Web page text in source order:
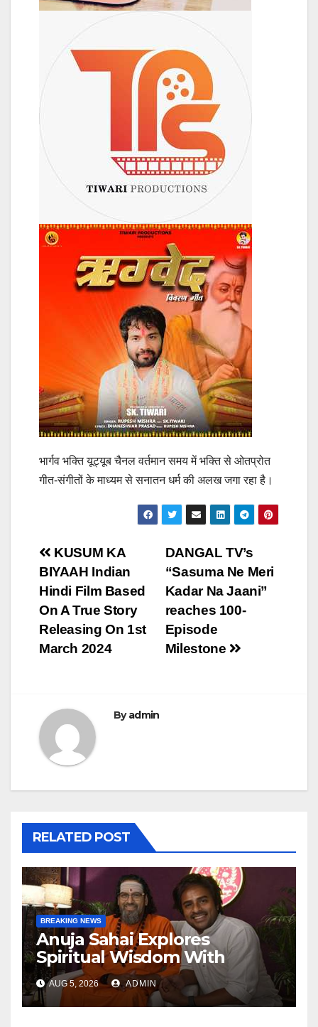
भार्गव भक्ति यूट्यूब चैनल वर्तमान समय में भक्ति से ओतप्रोत
गीत-संगीतों के माध्यम से सनातन धर्म की अलख जगा रहा है।
Post
navigation
DANGAL TV’s
“Sasuma Ne Meri
Kadar Na Jaani”
reaches 100-
Episode
Milestone
KUSUM KA
BIYAAH Indian
Hindi Film Based
On A True Story
Releasing On 1st
March 2024
Byadmin
RELATED POST
BREAKING NEWS
Anuja Sahai Explores
Spiritual Wisdom With
Swami Abhedananda On
Articulate With Anuja
AUG 5, 2026 ADMIN